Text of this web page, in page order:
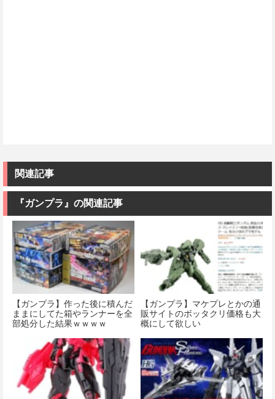
関連記事
『ガンプラ』の関連記事
【ガンプラ】作った後に積んだ
ままにしてた箱やランナーを全
部処分した結果ｗｗｗｗ
【ガンプラ】マケプレとかの通
販サイトのボッタクリ価格も大
概にして欲しい